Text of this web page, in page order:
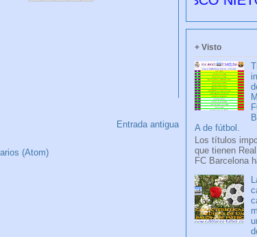
Entrada antigua
(Atom)
+ Visto
A de fútbol.
Los títulos
que tienen
FC Barcelona